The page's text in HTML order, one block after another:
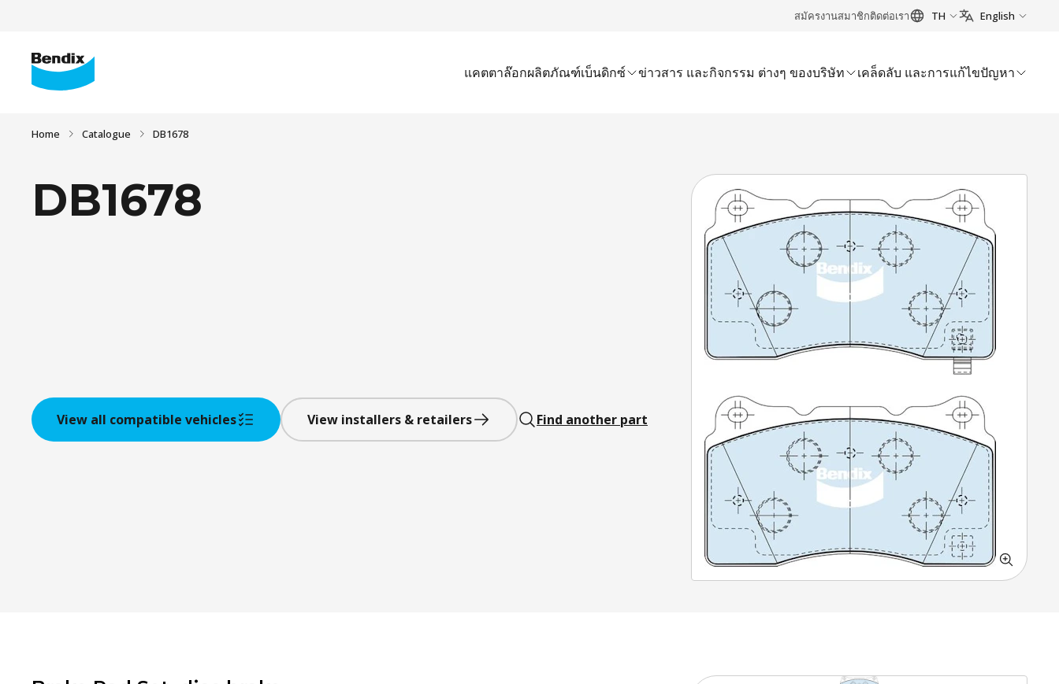
สมัครงานสมาชิกติดต่อเรา TH English
แคตตาล๊อกผลิตภัณฑ์เบ็นดิกซ์ ข่าวสาร และกิจกรรม ต่างๆ ของบริษัท เคล็ดลับ และการแก้ไขปัญหา
Home Catalogue DB1678
DB1678
View all compatible vehicles View installers & retailers Find another part